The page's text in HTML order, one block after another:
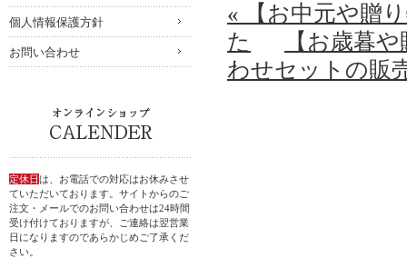
個人情報保護方針
お問い合わせ
定休日は、お電話での対応はお休みさせ
ていただいております。サイトからのご
注文・メールでのお問い合わせは24時間
受け付けておりますが、ご連絡は翌営業
日になりますのであらかじめご了承くだ
さい。
« 【お中元や贈
た
【お歳暮
わせセットの販